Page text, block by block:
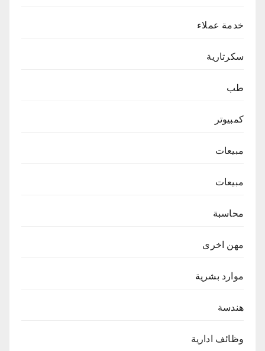
خدمة عملاء
سكرتارية
طب
كمبيوتر
مبيعات
مبيعات
محاسبة
مهن اخرى
موارد بشرية
هندسة
وظائف ادارية